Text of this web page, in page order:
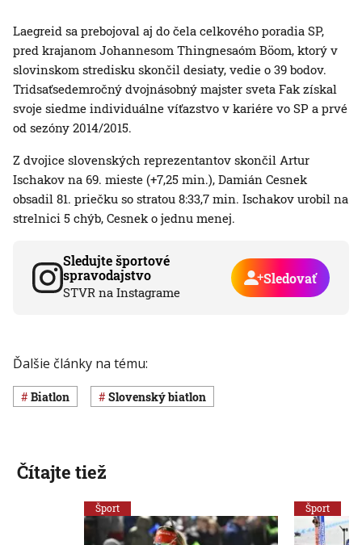
Laegreid sa prebojoval aj do čela celkového poradia SP,
pred krajanom Johannesom Thingnesaóm Böom, ktorý v
slovinskom stredisku skončil desiaty, vedie o 39 bodov.
Tridsaťsedemročný dvojnásobný majster sveta Fak získal
svoje siedme individuálne víťazstvo v kariére vo SP a prvé
od sezóny 2014/2015.
Z dvojice slovenských reprezentantov skončil Artur
Ischakov na 69. mieste (+7,25 min.), Damián Cesnek
obsadil 81. priečku so stratou 8:33,7 min. Ischakov urobil na
strelnici 5 chýb, Cesnek o jednu menej.
Sledujte športové
spravodajstvo
STVR na Instagrame
Sledovať
Ďalšie články na tému:
Biatlon slovenský biatlon
Čítajte tiež
Šport Šport